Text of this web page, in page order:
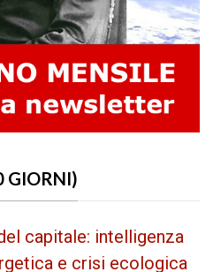
GIORNI)
capitale: intelligenza
e crisi ecologica